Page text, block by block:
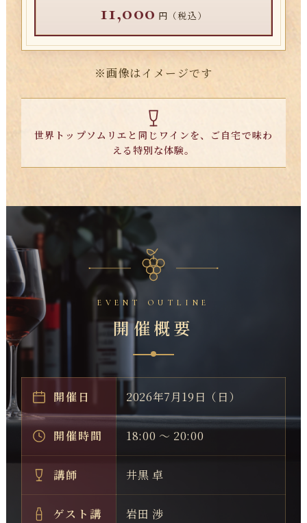
11,000 円（税込）
※画像はイメージです
世界トップソムリエと同じワインを、ご自宅で味わ
える特別な体験。
EVENT OUTLINE
開催概要
開催日 2026年7月19日（日）
開催時間 18:00 ～ 20:00
講師 井黒 卓
ゲスト講
岩田 渉